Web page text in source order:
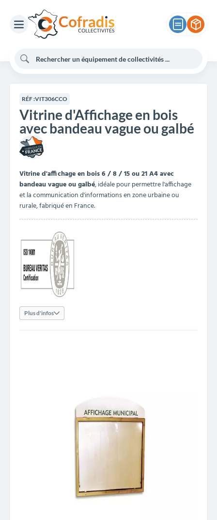
RÉF :VIT306CCO
Vitrine d'Affichage en bois
avec bandeau vague ou galbé
Vitrine d'affichage en bois 6 / 8 / 15 ou 21 A4 avec
bandeau vague ou galbé, idéale pour permettre l'affichage
et la communication d'informations en zone urbaine ou
rurale, fabriqué en France.
Plus d'infos